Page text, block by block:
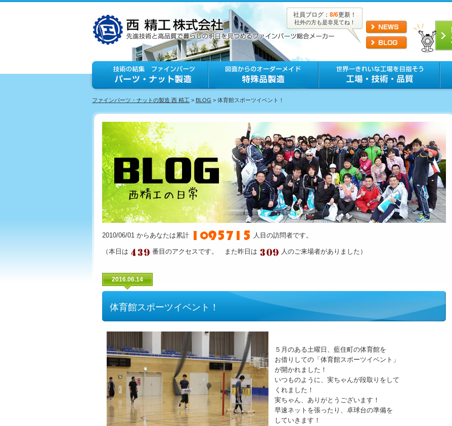
社員ブログ： 8/6更新！
社外の方も是非見てね！
ファインパーツ・ナットの製造 西 精工 > BLOG > 体育館スポーツイベント！
2010/06/01 からあなたは累計 人目の訪問者です。
（本日は 番目のアクセスです。 また昨日は 人のご来場者がありました）
2016.06.14
体育館スポーツイベント！
５月のある土曜日、藍住町の体育館を
お借りしての「体育館スポーツイベント」
が開かれました！
いつものように、実ちゃんが段取りをして
くれました！
実ちゃん、ありがとうございます！
早速ネットを張ったり、卓球台の準備を
していきます！